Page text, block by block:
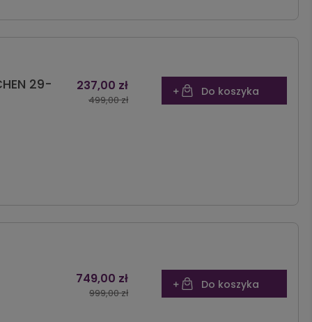
29-
237,00 zł
499,00 zł
Do koszyka
749,00 zł
999,00 zł
Do koszyka